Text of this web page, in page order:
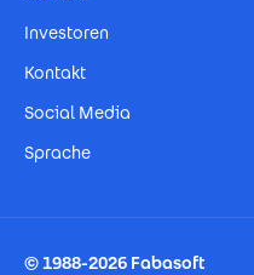
Investoren
Kontakt
Social Media
Sprache
© 1988-2026 Fabasoft